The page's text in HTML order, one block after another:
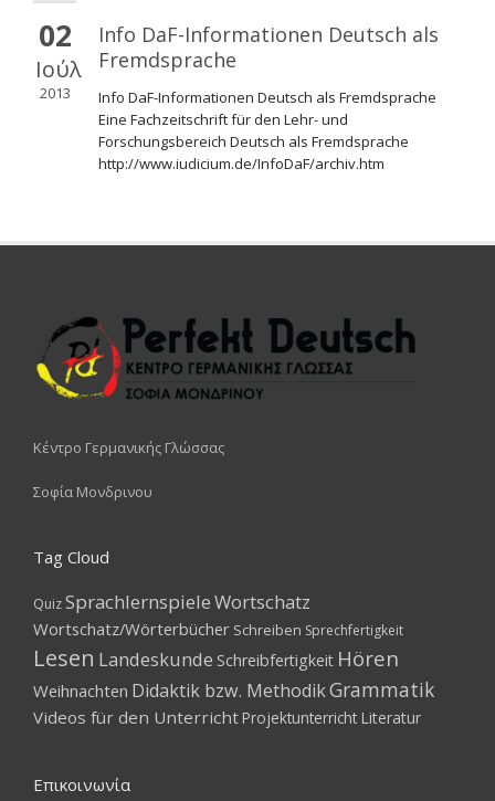
02
Ιούλ
2013
Info DaF-Informationen Deutsch als
Fremdsprache
Info DaF-Informationen Deutsch als Fremdsprache
Eine Fachzeitschrift für den Lehr- und
Forschungsbereich Deutsch als Fremdsprache
http://www.iudicium.de/InfoDaF/archiv.htm
Κέντρο Γερμανικής Γλώσσας
Σοφία Μονδρινου
Tag Cloud
QuizSprachlernspieleWortschatz
Wortschatz/Wörterbücher Schreiben Sprechfertigkeit
Lesen Landeskunde Schreibfertigkeit Hören
Weihnachten Didaktik bzw. MethodikGrammatik
Videos für den Unterricht Projektunterricht Literatur
Επικοινωνία